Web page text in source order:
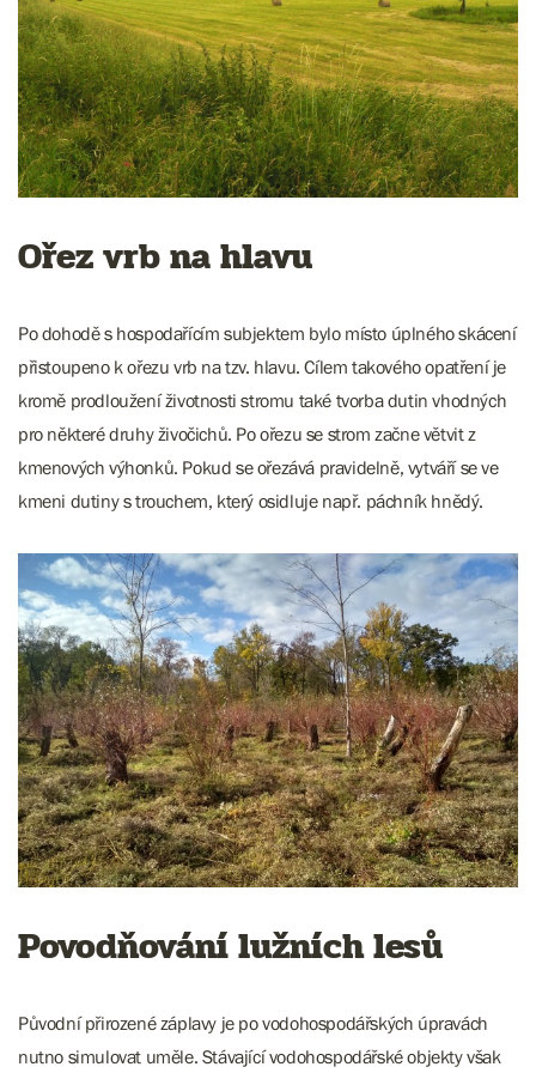
Ořez vrb na hlavu
Po dohodě s hospodařícím subjektem bylo místo úplného skácení
přistoupeno k ořezu vrb na tzv. hlavu. Cílem takového opatření je
kromě prodloužení životnosti stromu také tvorba dutin vhodných
pro některé druhy živočichů. Po ořezu se strom začne větvit z
kmenových výhonků. Pokud se ořezává pravidelně, vytváří se ve
kmeni dutiny s trouchem, který osidluje např. páchník hnědý.
Povodňování lužních lesů
Původní přirozené záplavy je po vodohospodářských úpravách
nutno simulovat uměle. Stávající vodohospodářské objekty však